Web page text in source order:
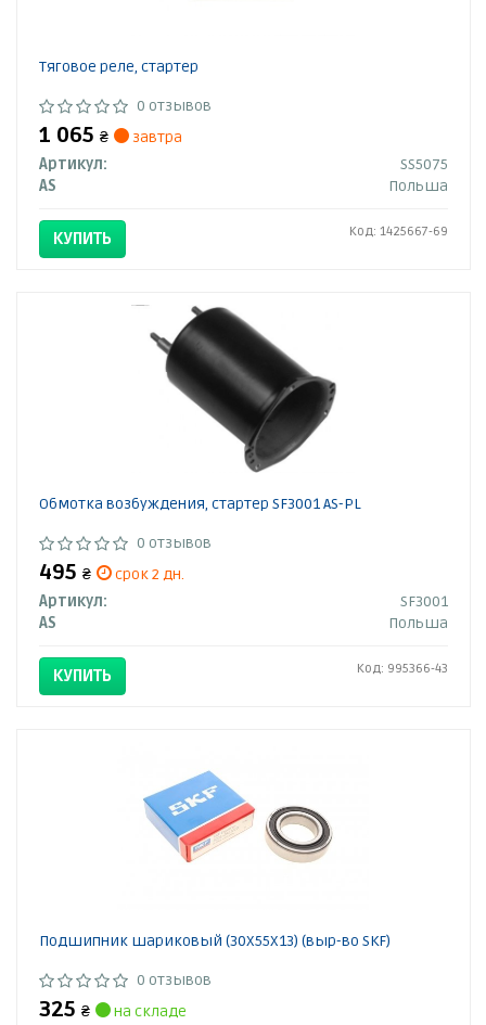
Тяговое реле, стартер
0 отзывов
1 065 ₴
завтра
Артикул:
SS5075
AS
Польша
КУПИТЬ Код: 1425667-69
Обмотка возбуждения, стартер SF3001 AS-PL
0 отзывов
495 ₴
срок 2 дн.
Артикул:
SF3001
AS
Польша
КУПИТЬ Код: 995366-43
Подшипник шариковый (30X55X13) (выр-во SKF)
0 отзывов
325 ₴
на складе